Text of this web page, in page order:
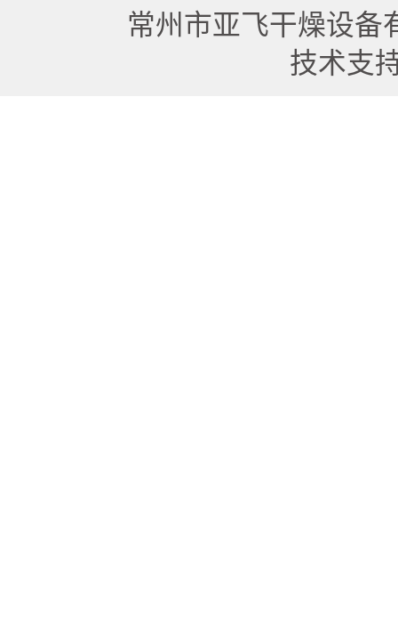
常州市亚飞干燥设备
技术支